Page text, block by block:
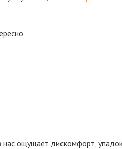
ощущает дискомфорт,